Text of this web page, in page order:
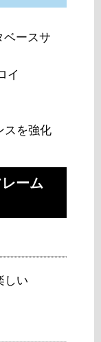
ベースサ
イ
スを強化
ーム
しい